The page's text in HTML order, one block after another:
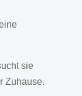
sie
Zuhause.